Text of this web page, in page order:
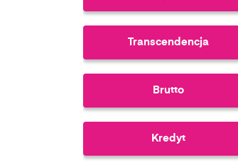
Transcendencja
Brutto
Kredyt